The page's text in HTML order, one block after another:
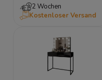
2 Wochen
Kostenloser Versand